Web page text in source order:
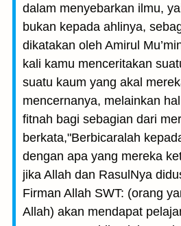
dalam menyebarkan ilmu,
bukan kepada ahlinya,
dikatakan oleh Amirul
kali kamu menceritakan
suatu kaum yang akal
mencernanya, melainkan
fitnah bagi sebagian dari
berkata,"Berbicaralah
dengan apa yang mereka
jika Allah dan RasulNya
Firman Allah SWT: (orang
Allah) akan mendapat